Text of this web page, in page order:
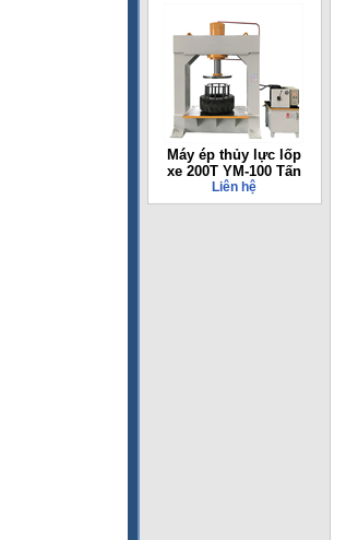
Máy ép thủy lực lốp
xe 200T YM-100 Tấn
Liên hệ